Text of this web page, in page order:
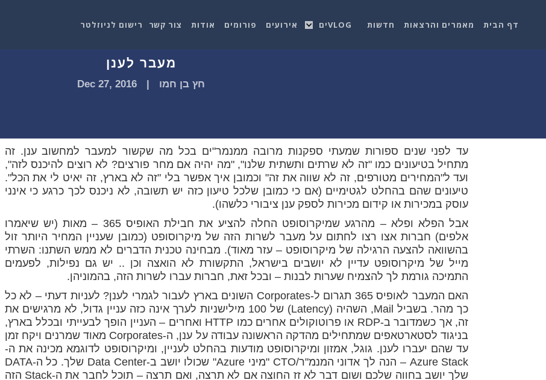
דף הבית מאמרים והרצאות חדשות VLOGים אירועים פורומים אודות צור קשר רישום לניוזלטר
מעבר לענן
חץ בן חמו |
Dec 27, 2016
עד לפני שנים ספורות שמעתי ספקנות מרובה ממנמר"ים בכל מה שקשור למעבר למחשוב ענן. זה
מתחיל בטיעונים כמו "זה לא שרתים ותשתית שלנו", "מה יהיה אם מחר פורצים? לא רוצים להיכנס לזה",
ועד ל"המחירים מטורפים, זה לא שווה את זה" וכמובן איך אפשר בלי "זה לא בארץ, זה יאיט לי את הכל".
טיעונים שהם בהחלט לגטימיים (אם כי כמובן שלכל טיעון כזה יש תשובה, לא ניכנס לכך כרגע כי אינני
עוסק במכירות או קידום מכירות לספק ענן ציבורי כלשהו).
אבל הפלא ופלא – מהרגע שמיקרוסופט החלה להציע את חבילת האופיס 365 – מאות (יש שיאמרו
אלפים) חברות אצו רצו לחתום על מעבר לשרות הזה של מיקרוסופט (כמובן שעניין המחיר היותר זול
בהשוואה להצעה הרגילה של מיקרוסופט – עזר מאוד). מבחינה טכנית הדברים לא ממש השתנו: השרתי
מייל של מיקרוסופט עדיין לא יושבים בישראל, התקשורת לא הואצה וכן .. יש גם נפילות, לפעמים
התמיכה גורמת לך להצמיח שערות לבנות – ובכל זאת, חברות עברו לשרות הזה, בהמוניהן.
האם המעבר לאופיס 365 תגרום ל-Corporates השונים בארץ לעבור לגמרי לענן? לעניות דעתי – לא כל
כך מהר. בשביל Mail, השהיה (Latency) של 100 מילישניות לערך אינה כזה עניין גדול, לא מרגישים את
זה, אך כשמדובר ב-RDP או פרוטוקולים אחרים כמו HTTP ואחרים – העניין הופך לבעייתי ובכלל בארץ,
בניגוד לסטארטאפים שמתחילים מהדקה הראשונה עבודה על ענן, ה-Corporates מאוד שמרנים ויקח זמן
עד שהם יעברו לענן. גוגל, אמזון ומיקרוסופט מודעות בהחלט לעניין, ומיקרוסופט לדוגמא מכינה את ה-
Azure Stack – הנה לך אדוני המנמ"ר/CTO "מיני Azure" שכולו יושב ב-Data Center שלך. כל ה-DATA
שלך יושב בחווה שלכם ושום דבר לא זז החוצה אם לא תרצה, ואם תרצה – תוכל לחבר את ה-Stack הזה